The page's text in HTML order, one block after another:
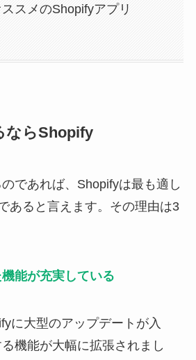
スメのShopifyアプリ
ならShopify
であれば、Shopifyは最も適し
あると言えます。その理由は3
能が充実している
に大型のアップデートが入
機能が大幅に拡張されまし